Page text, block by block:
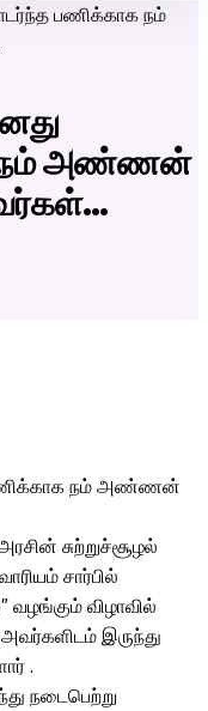
பணிக்காக நம்
நம் அண்ணன்
பணிக்காக நம் அண்ணன்
சுற்றுச்சூழல்
சார்பில்
வழங்கும் விழாவில்
இருந்து
.
நடைபெற்று